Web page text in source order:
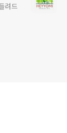
려드